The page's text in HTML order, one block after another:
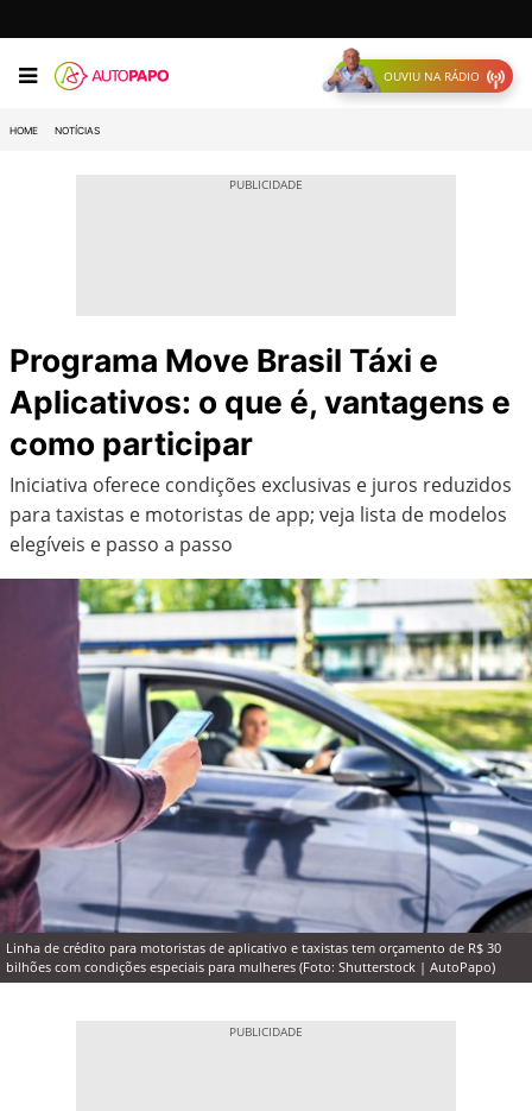
OUVIU NA RÁDIO
HOME NOTÍCIAS
Programa Move Brasil Táxi e
Aplicativos: o que é, vantagens e
como participar
Iniciativa oferece condições exclusivas e juros reduzidos
para taxistas e motoristas de app; veja lista de modelos
elegíveis e passo a passo
Linha de crédito para motoristas de aplicativo e taxistas tem orçamento de R$ 30
bilhões com condições especiais para mulheres (Foto: Shutterstock | AutoPapo)